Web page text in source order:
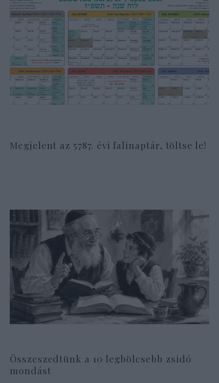
Megjelent az 5787. évi falinaptár, töltse le!
Összeszedtünk a 10 legbölcsebb zsidó
mondást